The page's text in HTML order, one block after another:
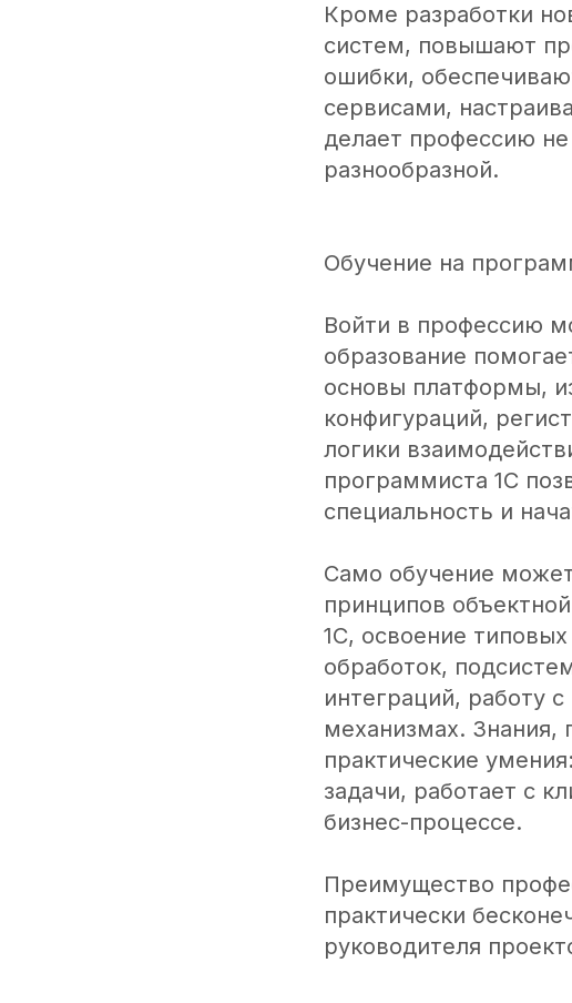
Кроме разработки
систем, повышают
ошибки,
сервисами,
делает профессию
разнообразной.
Обучение на
Войти в профессию
образование
основы платформы,
конфигураций,
логики
программиста 1С
специальность и
Само обучение
принципов
1С, освоение
обработок,
интеграций, работу
механизмах. Знания,
практические
задачи, работает с
бизнес-процессе.
Преимущество
практически
руководителя